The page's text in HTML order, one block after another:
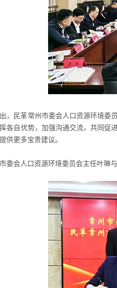
，民革常州市委会人口资源环境委
各自优势，加强沟通交流，共同促
供更多宝贵建议。
委会人口资源环境委员会主任叶琳